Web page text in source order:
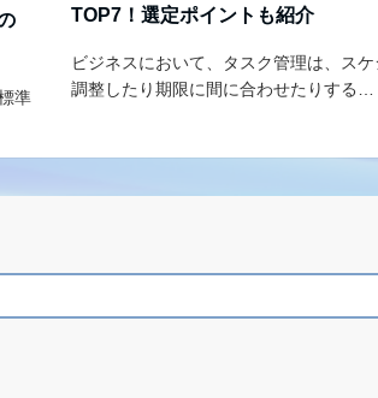
準
TOP7！選定ポイントも紹介
ビジネスにおいて、タスク管理は、ス
調整したり期限に間に合わせたりする…